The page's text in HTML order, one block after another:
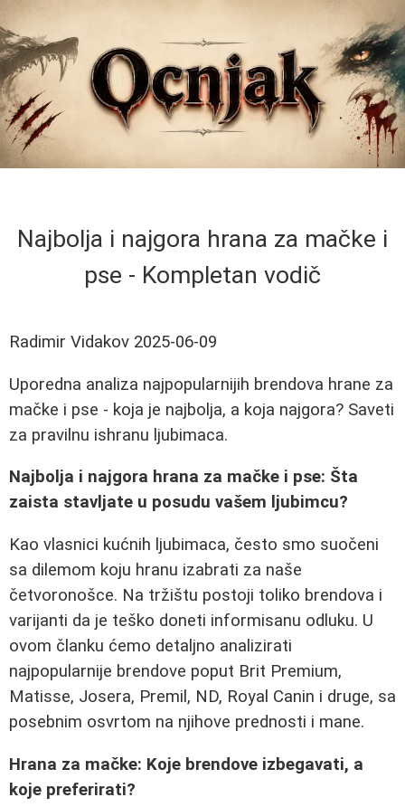
Najbolja i najgora hrana za mačke i
pse - Kompletan vodič
Radimir Vidakov 2025-06-09
Uporedna analiza najpopularnijih brendova hrane za
mačke i pse - koja je najbolja, a koja najgora? Saveti
za pravilnu ishranu ljubimaca.
Najbolja i najgora hrana za mačke i pse: Šta
zaista stavljate u posudu vašem ljubimcu?
Kao vlasnici kućnih ljubimaca, često smo suočeni
sa dilemom koju hranu izabrati za naše
četvoronošce. Na tržištu postoji toliko brendova i
varijanti da je teško doneti informisanu odluku. U
ovom članku ćemo detaljno analizirati
najpopularnije brendove poput Brit Premium,
Matisse, Josera, Premil, ND, Royal Canin i druge, sa
posebnim osvrtom na njihove prednosti i mane.
Hrana za mačke: Koje brendove izbegavati, a
koje preferirati?